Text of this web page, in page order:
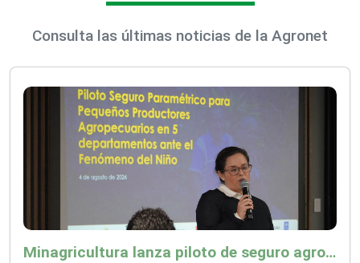
Consulta las últimas noticias de la Agronet
Minagricultura lanza piloto de seguro agropecuario por $9.625 millones para proteger a más de 14.000 pequeños productores contra riesgos del Fenómeno de El Niño